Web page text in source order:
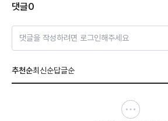
댓글0
댓글을 작성하려면 로그인해주세요
추천순최신순답글순